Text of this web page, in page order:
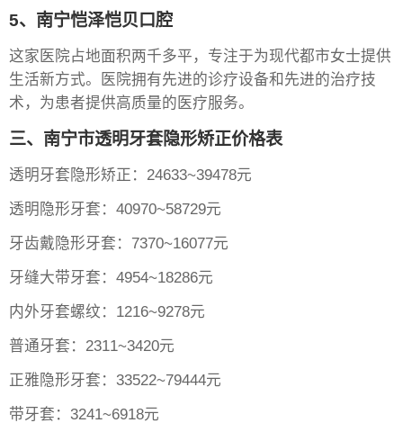
5、南宁恺泽恺贝口腔
这家医院占地面积两千多平，专注于为现代都市女士提供
生活新方式。医院拥有先进的诊疗设备和先进的治疗技
术，为患者提供高质量的医疗服务。
三、南宁市透明牙套隐形矫正价格表
透明牙套隐形矫正：24633~39478元
透明隐形牙套：40970~58729元
牙齿戴隐形牙套：7370~16077元
牙缝大带牙套：4954~18286元
内外牙套螺纹：1216~9278元
普通牙套：2311~3420元
正雅隐形牙套：33522~79444元
带牙套：3241~6918元